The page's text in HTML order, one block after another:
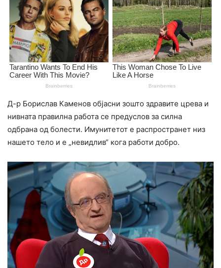
Д-р Борислав Каменов објасни зошто здравите црева и
нивната правилна работа се предуслов за силна
одбрана од болести. Имунитетот е распространет низ
нашето тело и е „невидлив“ кога работи добро.